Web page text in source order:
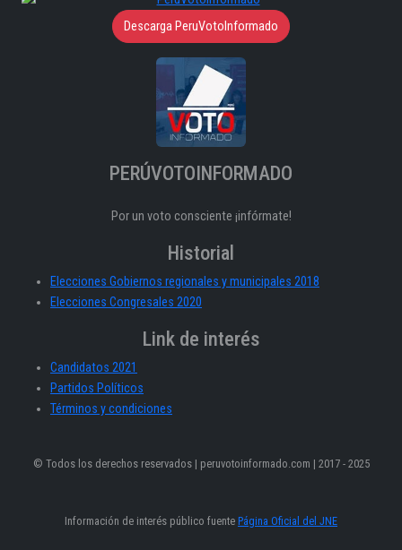
Descarga PeruVotoInformado
PERÚVOTOINFORMADO
Por un voto consciente ¡infórmate!
Historial
Elecciones Gobiernos regionales y municipales 2018
Elecciones Congresales 2020
Link de interés
Candidatos 2021
Partidos Políticos
Términos y condiciones
© Todos los derechos reservados | peruvotoinformado.com | 2017 - 2025
Información de interés público fuente Página Oficial del JNE